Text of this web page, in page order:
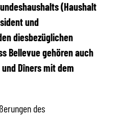
(Haushalt
und
diesbezüglichen
Bellevue gehören auch
Dîners mit dem
des